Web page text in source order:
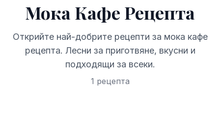
Мока Кафе Рецепта
Открийте най-добрите рецепти за мока кафе
рецепта. Лесни за приготвяне, вкусни и
подходящи за всеки.
1 рецепта